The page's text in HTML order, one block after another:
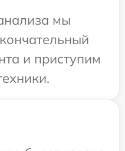
мы
и приступим